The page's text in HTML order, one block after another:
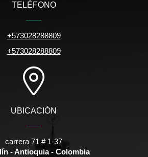
TELÉFONO
+573028288809
+573028288809
UBICACIÓN
carrera 71 # 1-37
- Antioquia - Colombia